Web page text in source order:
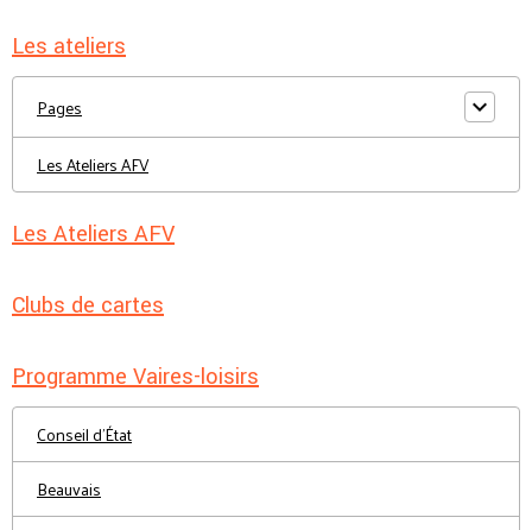
Les ateliers
Pages
Les Ateliers AFV
Les Ateliers AFV
Clubs de cartes
Programme Vaires-loisirs
Conseil d'État
Beauvais